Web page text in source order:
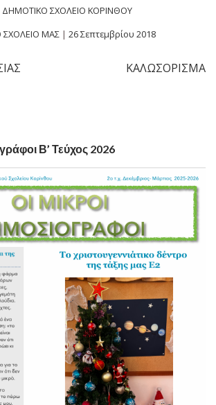
ΔΗΜΟΤΙΚΟ ΣΧΟΛΕΙΟ ΚΟΡΙΝΘΟΥ
ΣΧΟΛΕΙΟ ΜΑΣ | 26 Σεπτεμβρίου 2018
ΚΑΛΩΣΟΡΙΣΜΑ
Β’ Τεύχος 2026